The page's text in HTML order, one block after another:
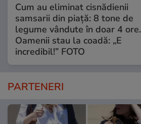
Cum au eliminat cisnădienii
samsarii din piață: 8 tone de
legume vândute în doar 4 ore.
Oamenii stau la coadă: „E
incredibil!” FOTO
PARTENERI